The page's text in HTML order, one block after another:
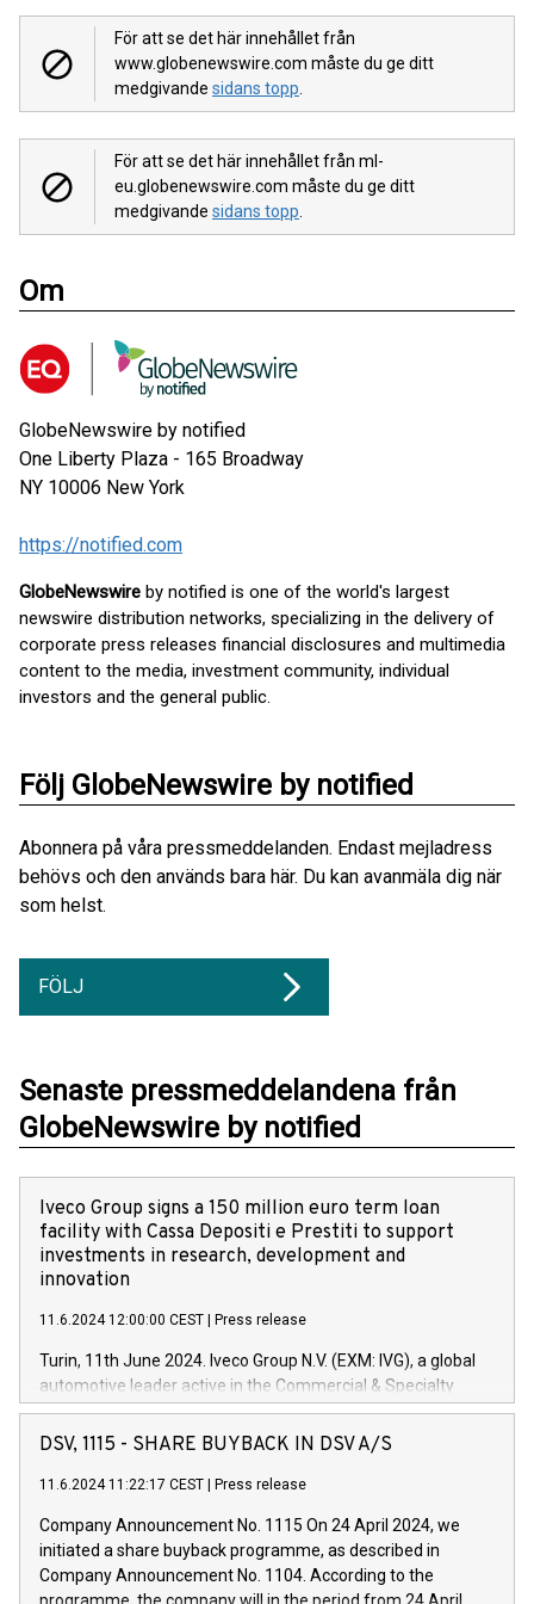
För att se det här innehållet från
www.globenewswire.com måste du ge ditt
medgivande sidans topp
För att se det här innehållet från ml-
eu.globenewswire.com måste du ge ditt
medgivande sidans topp
Om
GlobeNewswire by notified
One Liberty Plaza - 165 Broadway
NY 10006 New York
https://notified.com
GlobeNewswire by notified is one of the world's largest
newswire distribution networks, specializing in the delivery of
corporate press releases financial disclosures and multimedia
content to the media, investment community, individual
investors and the general public.
Följ GlobeNewswire by notified
Abonnera på våra pressmeddelanden. Endast mejladress
behövs och den används bara här. Du kan avanmäla dig när
som helst.
FÖLJ
Senaste pressmeddelandena från
GlobeNewswire by notified
Iveco Group signs a 150 million euro term loan
facility with Cassa Depositi e Prestiti to support
investments in research, development and
innovation
11.6.2024 12:00:00 CEST Press release
Turin, 11th June 2024. Iveco Group N.V. (EXM: IVG), a global
automotive leader active in the Commercial & Specialty
Vehicles, Powertrain and related Financial Services arenas,
has successfully signed a term loan facility of 150 million
new projects in Italy dedicated to research, development and
by CDP, Iveco Group will develop innovative technologies and
architectures in the field of electric propulsion and further
develop solutions for autonomous driving, digitalisation and
DSV, 1115 - SHARE BUYBACK IN DSV A/S
11.6.2024 11:22:17 CEST Press release
Company Announcement No. 1115 On 24 April 2024, we
initiated a share buyback programme, as described in
Company Announcement No. 1104. According to the